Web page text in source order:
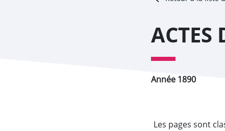
ACTES
Année 1890
Les pages sont